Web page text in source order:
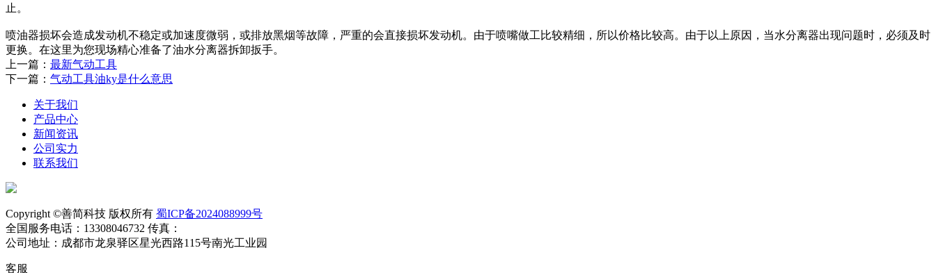
止。
喷油器损坏会造成发动机不稳定或加速度微弱，或排放黑烟等故障，严重的会直接损坏发动机。由于喷嘴做工比较精细，所以价格比较高。由于以上原因，当水分离器出现问题时，必须及时
更换。在这里为您现场精心准备了油水分离器拆卸扳手。
上一篇： 最新气动工具
下一篇： 气动工具油ky是什么意思
关于我们
产品中心
新闻资讯
公司实力
联系我们
Copyright ©善简科技 版权所有 蜀ICP备2024088999号
全国服务电话：13308046732 传真：
公司地址：成都市龙泉驿区星光西路115号南光工业园
客服